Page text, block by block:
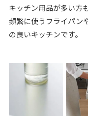
キッチン用品が多い方
頻繁に使うフライパン
の良いキッチンです。